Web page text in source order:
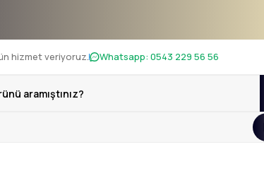
!
hizmet veriyoruz. Whatsapp: 0543 229 56 56